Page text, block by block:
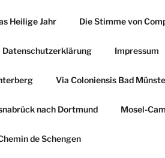
Heilige Jahr Die Stimme von
Datenschutzerklärung Impressum
Via Coloniensis Bad
nach Dortmund Mosel-
de Schengen